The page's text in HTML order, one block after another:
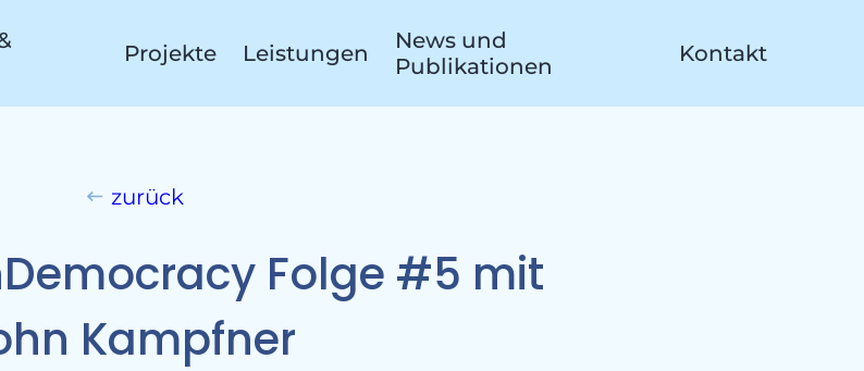
Projekte Leistungen
News und
Publikationen
Kontakt
zurück
Folge #5 mit
Kampfner